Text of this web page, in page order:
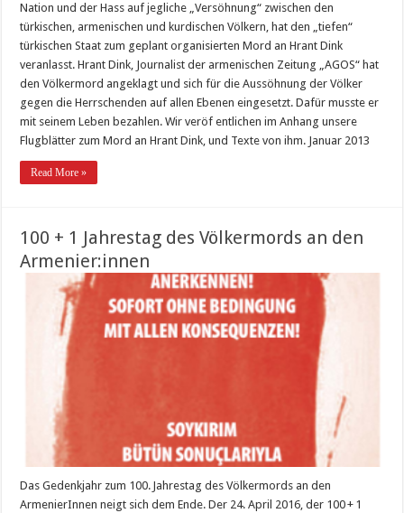
Nation und der Hass auf jegliche „Versöhnung“ zwischen den
türkischen, armenischen und kurdischen Völkern, hat den „tiefen“
türkischen Staat zum geplant organisierten Mord an Hrant Dink
veranlasst. Hrant Dink, Journalist der armenischen Zeitung „AGOS“ hat
den Völkermord angeklagt und sich für die Aussöhnung der Völker
gegen die Herrschenden auf allen Ebenen eingesetzt. Dafür musste er
mit seinem Leben bezahlen. Wir veröf entlichen im Anhang unsere
Flugblätter zum Mord an Hrant Dink, und Texte von ihm. Januar 2013
Read More »
100 + 1 Jahrestag des Völkermords an den
Armenier:innen
Das Gedenkjahr zum 100. Jahrestag des Völkermords an den
ArmenierInnen neigt sich dem Ende. Der 24. April 2016, der 100 + 1